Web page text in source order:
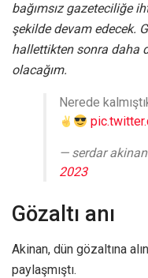
bağımsız gazeteciliğe
şekilde devam edecek.
hallettikten sonra daha
olacağım.
Nerede
— serdar
2023
Gözaltı anı
Akinan, dün gözaltına
paylaşmıştı.